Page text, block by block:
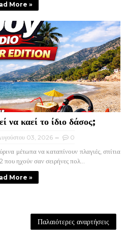
More »
να καεί το ίδιο δάσος;
03, 2026 0
μέτωπα να καταπίνουν πλαγιές, σπίτια
ηχούν σαν σειρήνες πολ...
More »
Παλαιότερες αναρτήσεις